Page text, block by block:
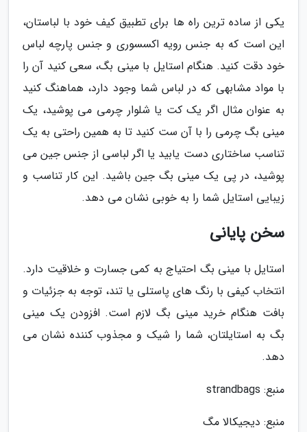
یکی از ساده ترین راه ها برای تطبیق کیف خود با لباستان،
این است که به جنس رویه اکسسوری و جنس پارچه لباس
خود دقت کنید. هنگام استایل با مینی بگ، سعی کنید آن را
با مواد مشابهی که در لباس شما وجود دارد، هماهنگ کنید
به عنوان مثال اگر یک کت یا شلوار چرمی می پوشید، یک
مینی بگ چرمی را با آن ست کنید تا به همین راحتی به یک
تناسب ساختاری دست یابید یا اگر لباسی از جنس جین می
پوشید، در پی یک مینی بگ جین باشید. این کار تناسب و
زیبایی استایل شما را به خوبی نشان می دهد.
سخن پایانی
استایل با مینی بگ احتیاج به کمی جسارت و خلاقیت دارد.
انتخاب کیفی با رنگ های پاستلی یا تند، توجه به جزئیات و
بافت هنگام خرید مینی بگ لازم است. افزودن یک مینی
بگ به استایلتان، شما را شیک و مجذوب کننده نشان می
دهد.
منبع: strandbags
منبع: دیجیکالا مگ